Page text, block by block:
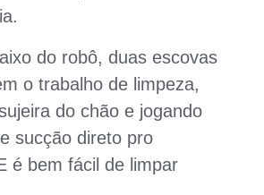
do robô, duas escovas
o trabalho de limpeza,
do chão e jogando
sucção direto pro
é bem fácil de limpar